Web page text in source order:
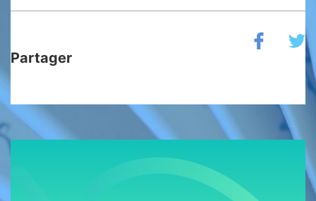
Partager